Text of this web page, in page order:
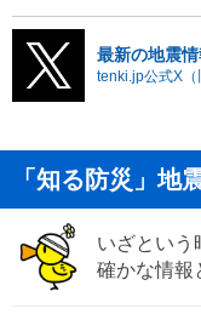
最新の地震
tenki.jp公式X（
「知る防災」地
いざという
確かな情報